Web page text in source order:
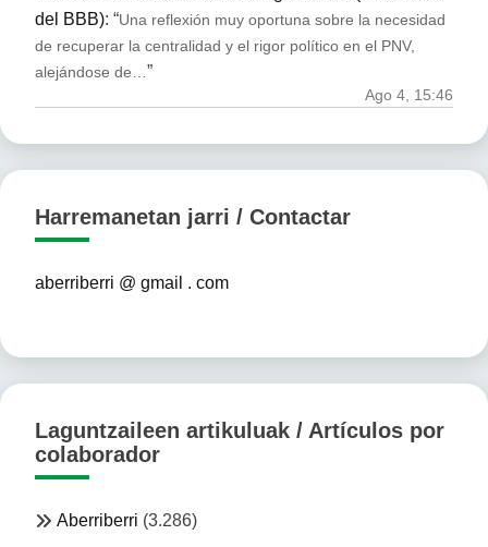
del BBB): “Una reflexión muy oportuna sobre la necesidad
de recuperar la centralidad y el rigor político en el PNV,
alejándose de… ”
Ago 4, 15:46
Harremanetan jarri / Contactar
aberriberri @ gmail . com
Laguntzaileen artikuluak / Artículos por
colaborador
Aberriberri (3.286)